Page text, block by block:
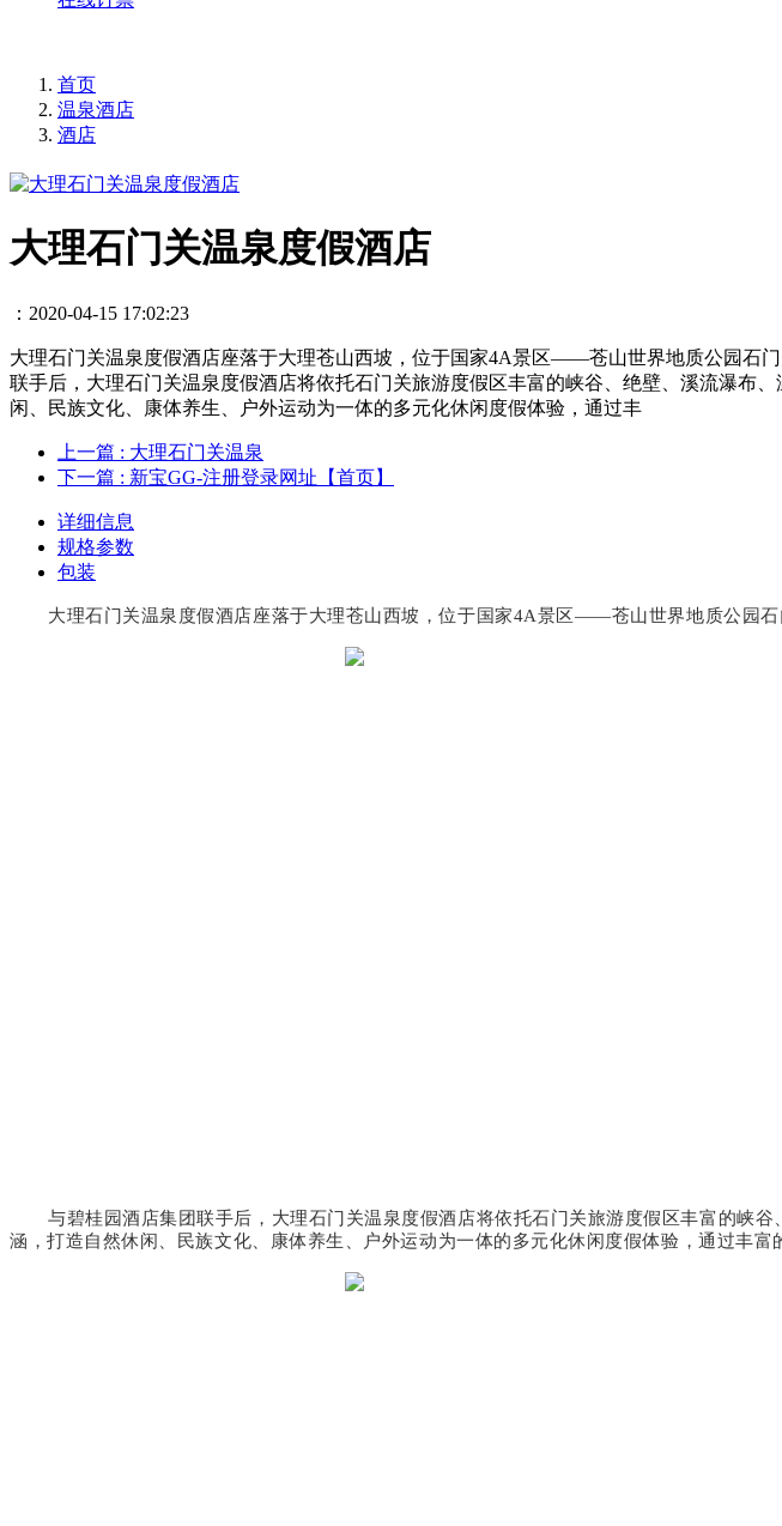
首页
温泉酒店
酒店
大理石门关温泉度假酒店
：2020-04-15 17:02:23
大理石门关温泉度假酒店座落于大理苍山西坡，位于国家4A景区——苍山世界地质公园石
联手后，大理石门关温泉度假酒店将依托石门关旅游度假区丰富的峡谷、绝壁、溪流瀑布
闲、民族文化、康体养生、户外运动为一体的多元化休闲度假体验，通过丰
上一篇 : 大理石门关温泉
下一篇 : 新宝GG-注册登录网址【首页】
详细信息
规格参数
包装
大理石门关温泉度假酒店座落于大理苍山西坡，位于国家4A景区——苍山世界地质公园
与碧桂园酒店集团联手后，大理石门关温泉度假酒店将依托石门关旅游度假区丰富的峡
涵，打造自然休闲、民族文化、康体养生、户外运动为一体的多元化休闲度假体验，通过丰